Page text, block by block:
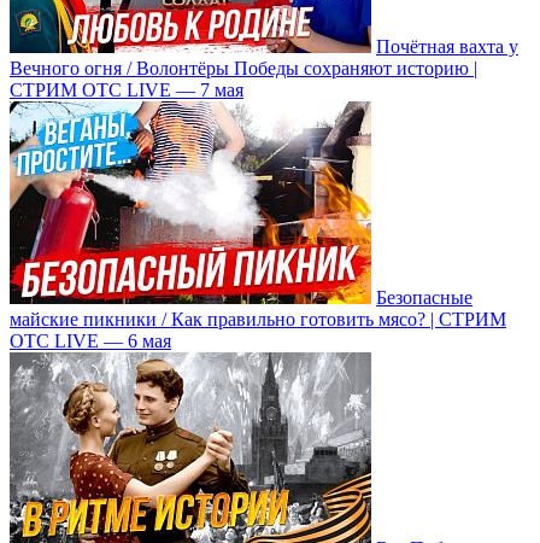
Почётная вахта у
Вечного огня / Волонтёры Победы сохраняют историю |
СТРИМ ОТС LIVE — 7 мая
Безопасные
майские пикники / Как правильно готовить мясо? | СТРИМ
ОТС LIVE — 6 мая